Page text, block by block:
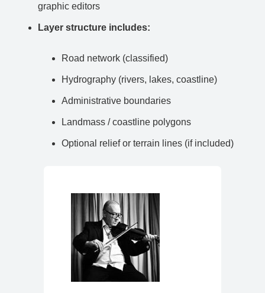
graphic editors
Layer structure includes:
Road network (classified)
Hydrography (rivers, lakes, coastline)
Administrative boundaries
Landmass / coastline polygons
Optional relief or terrain lines (if included)